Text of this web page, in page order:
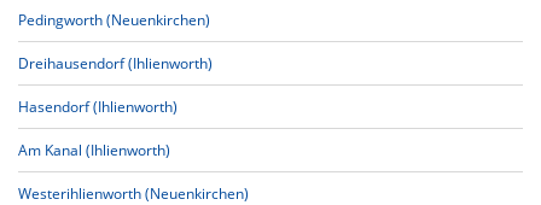
Pedingworth (Neuenkirchen)
Dreihausendorf (Ihlienworth)
Hasendorf (Ihlienworth)
Am Kanal (Ihlienworth)
Westerihlienworth (Neuenkirchen)